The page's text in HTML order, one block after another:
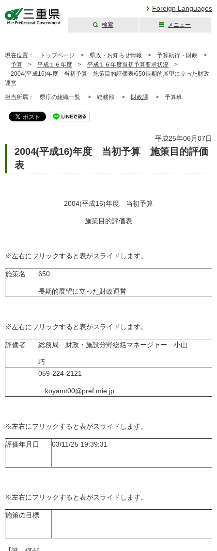
Foreign Languages
検索 メニュー
現在位置： トップページ > 県政・お知らせ情報 > 予算執行・財政 >
予算 > 平成１６年度 > 平成１６年度当初予算要求状況 >
2004(平成16)年度 当初予算 施策目的評価表/650長期的展望に立った財政
運営
担当所属： 県庁の組織一覧 > 総務部 > 財政課 > 予算班
平成25年06月07日
2004(平成16)年度 当初予算 施策目的評価
表
2004(平成16)年度 当初予算
施策目的評価表
※左右にフリックすると表がスライドします。
施策名 650
長期的展望に立った財政運営
※左右にフリックすると表がスライドします。
評価者 総務局 財政・施設分野総括マネージャー 小山
巧
059-224-2121
koyamt00@pref.mie.jp
※左右にフリックすると表がスライドします。
評価年月日 03/11/25 19:39:31
※左右にフリックすると表がスライドします。
施策の目標